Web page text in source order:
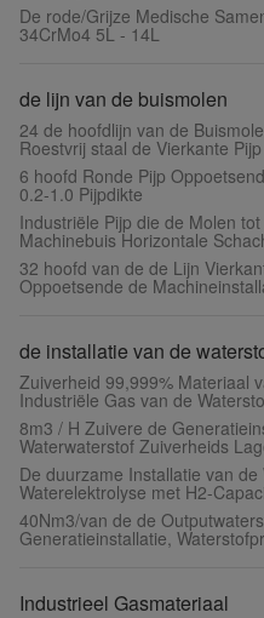
De rode/Grijze Medische
34CrMo4 5L - 14L
de lijn van de buismolen
24 de hoofdlijn van de
Roestvrij staal de Vierkante Pijp
6 hoofd Ronde Pijp
0.2-1.0 Pijpdikte
Industriële Pijp die de Molen
Machinebuis Horizontale
32 hoofd van de de Lijn
Oppoetsende de
de installatie van de
Zuiverheid 99,999% Materiaal
Industriële Gas van de
8m3 / H Zuivere de
Waterwaterstof Zuiverheids
De duurzame Installatie van
Waterelektrolyse met H2-
40Nm3/van de de
Generatieinstallatie,
Industrieel Gasmateriaal